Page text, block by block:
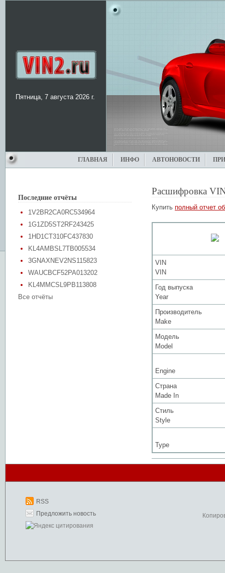
Пятница, 7 августа 2026 г.
ГЛАВНАЯ ИНФО АВТОНОВОСТИ
Последние отчёты
1V2BR2CA0RC534964
1G1ZD5ST2RF243425
1HD1CT310FC437830
KL4AMBSL7TB005534
3GNAXNEV2NS115823
WAUCBCF52PA013202
KL4MMCSL9PB113808
Все отчёты
Расшифровка
Купить полный отчет
VIN
VIN
Год выпуска
Year
Производитель
Make
Модель
Model
Engine
Страна
Made In
Стиль
Style
Type
RSS
Предложить новость